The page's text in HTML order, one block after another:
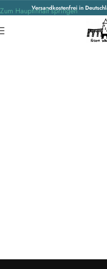
Versandkostenfrei in
Zum Hauptinhalt springen